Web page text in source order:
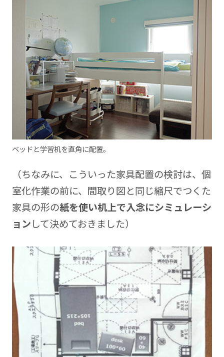
ベッドと学習机を直角に配置。
（ちなみに、こういった家具配置の検討は、個
室化作業の前に、間取り図と同じ縮尺でつくた
家具の形の紙を使い机上で入念にシミュレーシ
ョンして決めておきました）